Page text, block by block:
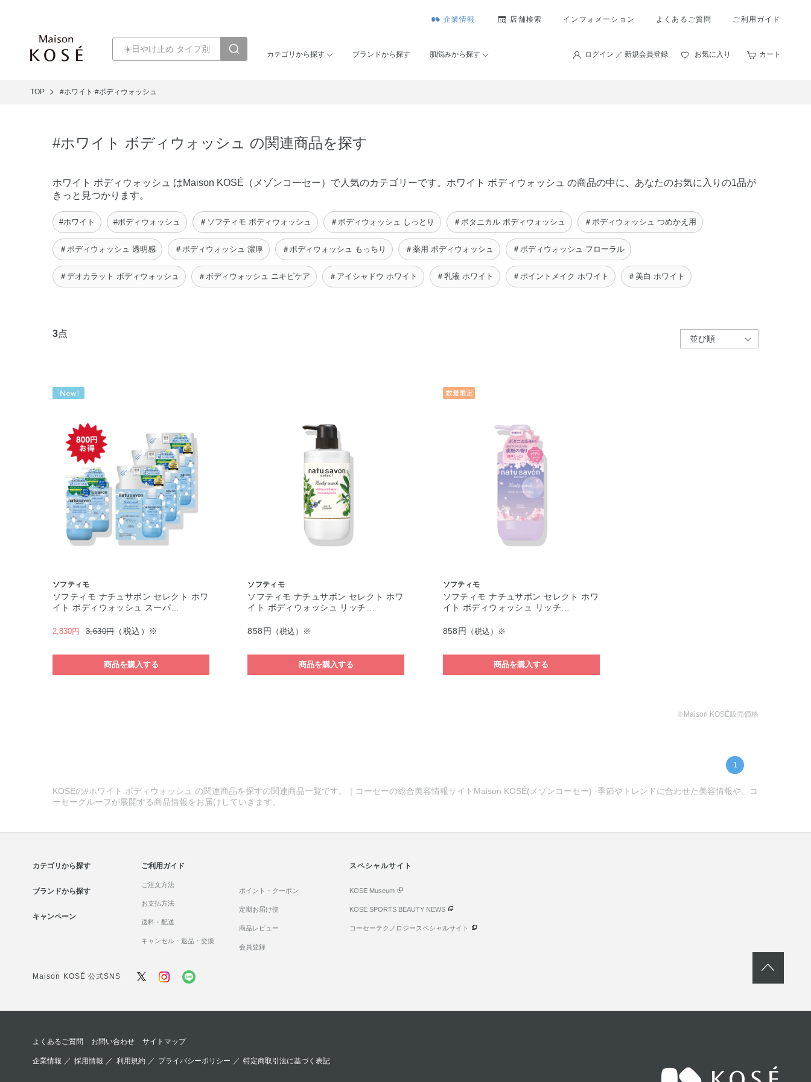
企業情報 店舗検索 インフォメーション よくあるご質問 ご利用ガイド
カテゴリから探す ブランドから探す 肌悩みから探す ログイン ／ 新規会員登録 お気に入り カート
TOP #ホワイト #ボディウォッシュ
#ホワイト ボディウォッシュ の関連商品を探す
ホワイト ボディウォッシュ はMaison KOSÉ（メゾンコーセー）で人気のカテゴリーです。ホワイト ボディウォッシュ の商品の中に、あなたのお気に入りの1品が
きっと見つかります。
#ホワイト #ボディウォッシュ ＃ソフティモ ボディウォッシュ ＃ボディウォッシュ しっとり ＃ボタニカル ボディウォッシュ ＃ボディウォッシュ つめかえ用
＃ボディウォッシュ 透明感 ＃ボディウォッシュ 濃厚 ＃ボディウォッシュ もっちり ＃薬用 ボディウォッシュ ＃ボディウォッシュ フローラル
＃デオカラット ボディウォッシュ ＃ボディウォッシュ ニキビケア ＃アイシャドウ ホワイト ＃乳液 ホワイト ＃ポイントメイク ホワイト ＃美白 ホワイト
3点
ソフティモ
ソフティモ ナチュサボン セレクト ホワ
イト ボディウォッシュ スーパ…
2,830円 3,630円（税込）※
商品を購入する
ソフティモ
ソフティモ ナチュサボン セレクト ホワ
イト ボディウォッシュ リッチ…
858円 （税込）※
商品を購入する
ソフティモ
ソフティモ ナチュサボン セレクト ホワ
イト ボディウォッシュ リッチ…
858円 （税込）※
商品を購入する
※Maison KOSÉ販売価格
1
KOSEの#ホワイト ボディウォッシュ の関連商品を探すの関連商品一覧です。｜コーセーの総合美容情報サイトMaison KOSÉ(メゾンコーセー) -季節やトレンドに合わせた美容情報や、コ
ーセーグループが展開する商品情報をお届けしていきます。
カテゴリから探す
ブランドから探す
キャンペーン
ご利用ガイド
ご注文方法
お支払方法
送料・配送
キャンセル・返品・交換
ポイント・クーポン
定期お届け便
商品レビュー
会員登録
スペシャルサイト
KOSE Museum
KOSE SPORTS BEAUTY NEWS
コーセーテクノロジースペシャルサイト
Maison KOSÉ 公式SNS
よくあるご質問 お問い合わせ サイトマップ
企業情報 ／採用情報 ／ 利用規約／ プライバシーポリシー ／ 特定商取引法に基づく表記